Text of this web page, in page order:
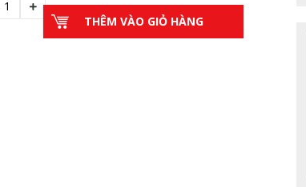
THÊM VÀO GIỎ HÀNG